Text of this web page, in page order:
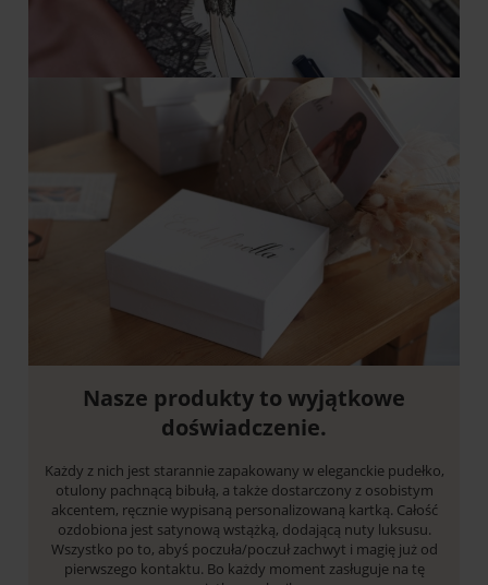
Nasze produkty to wyjątkowe
doświadczenie.
Każdy z nich jest starannie zapakowany w eleganckie pudełko,
otulony pachnącą bibułą, a także dostarczony z osobistym
akcentem, ręcznie wypisaną personalizowaną kartką. Całość
ozdobiona jest satynową wstążką, dodającą nuty luksusu.
Wszystko po to, abyś poczuła/poczuł zachwyt i magię już od
pierwszego kontaktu. Bo każdy moment zasługuje na tę